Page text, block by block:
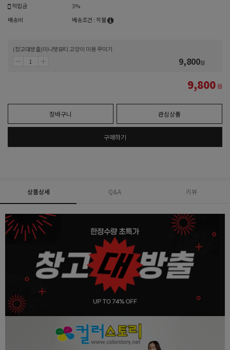
적립금
3%
배송비
배송조건 : 착불
(창고대방출)미니펫뷰티 고양이 미용 꾸미기
9,800원
9,800원
장바구니 관심상품
구매하기
상품상세 Q&A 리뷰